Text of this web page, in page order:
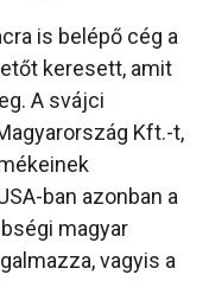
is belépő cég a
keresett, amit
A svájci
Kft.-t,
ban azonban a
magyar
vagyis a